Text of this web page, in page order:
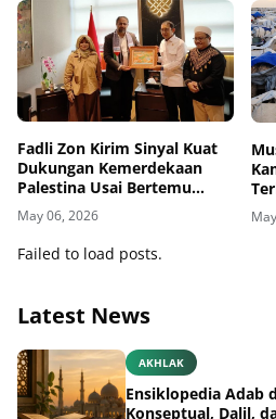
Fadli Zon Kirim Sinyal Kuat
Dukungan Kemerdekaan
Palestina Usai Bertemu
Delegasi di Kemenbud
May 06, 2026
Failed to load posts.
Latest News
AKHLAK
Ensiklopedia Adab
Konseptual, Dalil,